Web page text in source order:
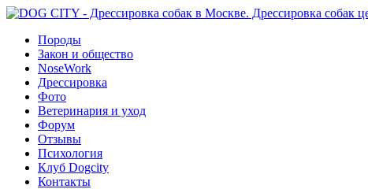
Породы
Закон и общество
NoseWork
Дрессировка
Фото
Ветеринария и уход
Форум
Отзывы
Психология
Клуб Dogcity
Контакты